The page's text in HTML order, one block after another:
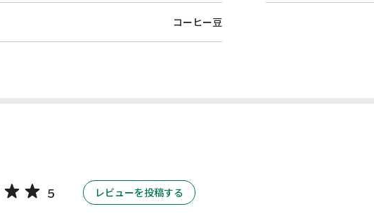
コーヒー豆
5 レビューを投稿する